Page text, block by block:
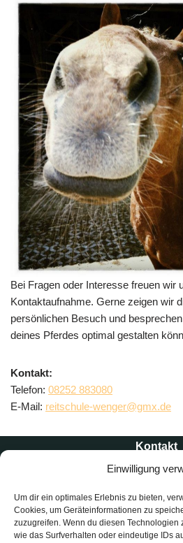
Einwilligung
Um dir ein optimales Erlebnis zu bieten,
Cookies, um Geräteinformationen zu
zuzugreifen. Wenn du diesen Technologien
wie das Surfverhalten oder eindeutige IDs
Bei Fragen oder Interesse freuen wir
Kontaktaufnahme. Gerne zeigen wir
persönlichen Besuch und
deines Pferdes optimal gestalten
Kontakt:
Telefon: 08252 883080
E-Mail: reitschule-wenger@gmx.de
Kontakt
Eichenweg
86579